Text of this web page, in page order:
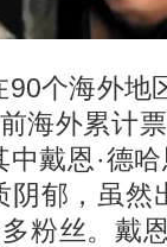
个海外地
海外累计
戴恩·德
阴郁，虽然
粉丝。戴